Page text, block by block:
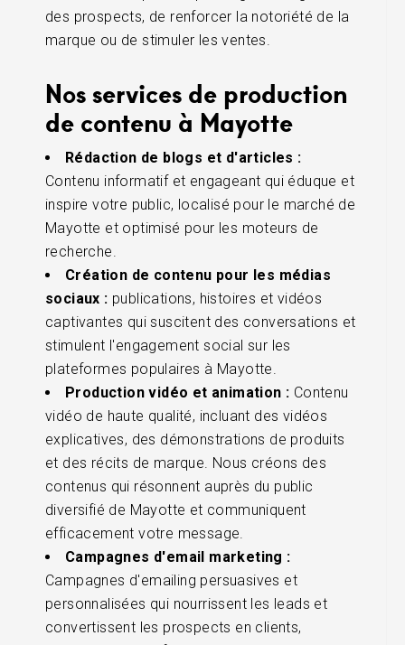
des prospects, de renforcer la notoriété de la
marque ou de stimuler les ventes.
Nos services de production
de contenu à Mayotte
Rédaction de blogs et d'articles :
Contenu informatif et engageant qui éduque et
inspire votre public, localisé pour le marché de
Mayotte et optimisé pour les moteurs de
recherche.
Création de contenu pour les médias
sociaux : publications, histoires et vidéos
captivantes qui suscitent des conversations et
stimulent l'engagement social sur les
plateformes populaires à Mayotte.
Production vidéo et animation : Contenu
vidéo de haute qualité, incluant des vidéos
explicatives, des démonstrations de produits
et des récits de marque. Nous créons des
contenus qui résonnent auprès du public
diversifié de Mayotte et communiquent
efficacement votre message.
Campagnes d'email marketing :
Campagnes d'emailing persuasives et
personnalisées qui nourrissent les leads et
convertissent les prospects en clients,